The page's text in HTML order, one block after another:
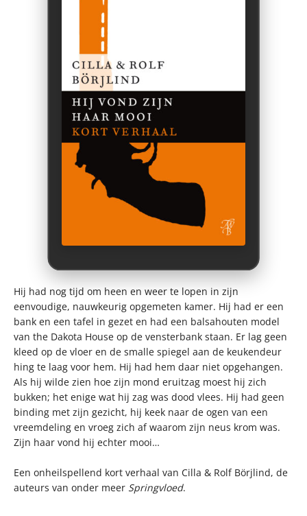
Hij had nog tijd om heen en weer te lopen in zijn
eenvoudige, nauwkeurig opgemeten kamer. Hij had er een
bank en een tafel in gezet en had een balsahouten model
van the Dakota House op de vensterbank staan. Er lag geen
kleed op de vloer en de smalle spiegel aan de keukendeur
hing te laag voor hem. Hij had hem daar niet opgehangen.
Als hij wilde zien hoe zijn mond eruitzag moest hij zich
bukken; het enige wat hij zag was dood vlees. Hij had geen
binding met zijn gezicht, hij keek naar de ogen van een
vreemdeling en vroeg zich af waarom zijn neus krom was.
Zijn haar vond hij echter mooi…
Een onheilspellend kort verhaal van Cilla & Rolf Börjlind, de
auteurs van onder meer Springvloed.